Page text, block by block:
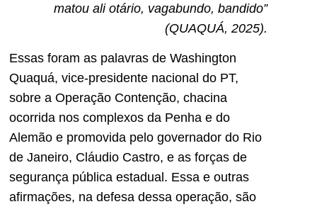
matou ali otário, vagabundo, bandido”
(QUAQUÁ, 2025).
Essas foram as palavras de Washington
Quaquá, vice-presidente nacional do PT,
sobre a Operação Contenção, chacina
ocorrida nos complexos da Penha e do
Alemão e promovida pelo governador do Rio
de Janeiro, Cláudio Castro, e as forças de
segurança pública estadual. Essa e outras
afirmações, na defesa dessa operação, são